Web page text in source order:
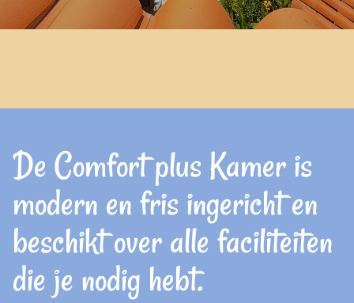
De Comfort plus Kamer is
modern en fris ingericht en
beschikt over alle faciliteiten
die je nodig hebt.